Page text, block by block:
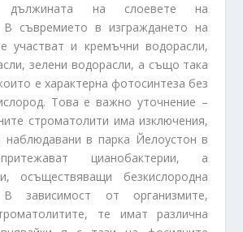
дължината на слоeвете на
В съвремието в изграждането на
участват и кремъчни водорасли,
зелени водорасли, а също така
е характерна фотосинтеза без
Това е важно уточнение –
строматолити има изключения,
наблюдавани в парка Йелоустон в
цианобактерии, а
осъществяващи безкислородна
В зависимост от организмите,
те имат различна